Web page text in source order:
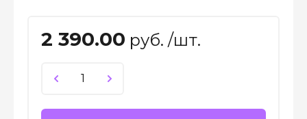
2 390.00 руб. /шт.